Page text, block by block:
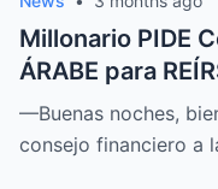
Millonario PIDE
ÁRABE para
SOPRENDIÓ a
—Buenas noches,
consejo financiero a